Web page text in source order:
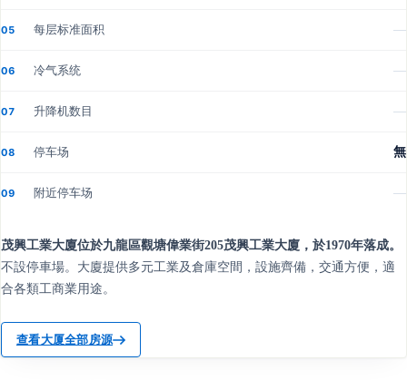
05 每层标准面积 —
06 冷气系统 —
07 升降机数目 —
08 停车场 無
09 附近停车场 —
茂興工業大廈位於九龍區觀塘偉業街205茂興工業大廈，於1970年落成。
不設停車場。大廈提供多元工業及倉庫空間，設施齊備，交通方便，適
合各類工商業用途。
查看大厦全部房源